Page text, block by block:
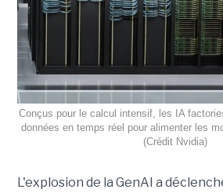
Conçus pour le calcul intensif, les IA
données en temps réel pour alimenter les
(Crédit Nvidia)
L'explosion de la GenAI a